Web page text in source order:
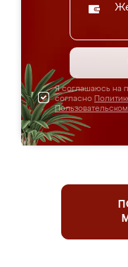
Я соглашаюсь на
согласно